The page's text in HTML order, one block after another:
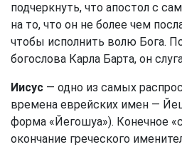
подчеркнуть, что апостол с
на то, что он не более чем
чтобы исполнить волю Бога.
богослова Карла Барта, он
Иисус — одно из самых
времена еврейских имен —
форма «Йегошуа»). Конечное
окончание греческого